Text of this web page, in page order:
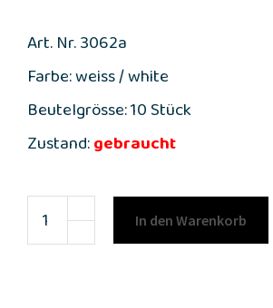
Art. Nr. 3062a
Farbe: weiss / white
Beutelgrösse: 10 Stück
Zustand:gebraucht
In den Warenkorb